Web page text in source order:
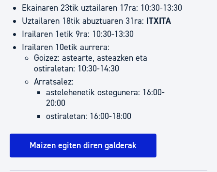
Ekainaren 23tik uztailaren 17ra: 10:30-13:30
Uztailaren 18tik abuztuaren 31ra: ITXITA
Irailaren 1etik 9ra: 10:30-13:30
Irailaren 10etik aurrera:
Goizez: astearte, asteazken eta
ostiraletan: 10:30-14:30
Arratsalez:
astelehenetik ostegunera: 16:00-
20:00
ostiraletan: 16:00-18:00
Maizen egiten diren galderak